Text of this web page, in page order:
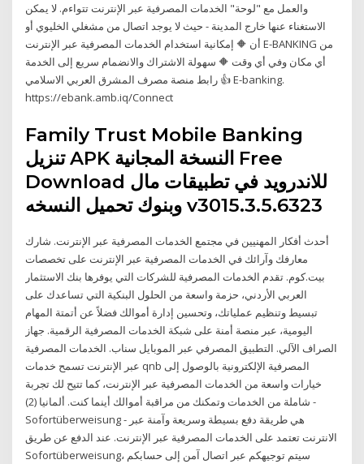
والعمل مع "لوحة" الخدمات المصرفية عبر الإنترنت تتواءم. لا يمكن
الاستغناء عنها خارج المدينة - حيث لا يوجد اتصال من مشغلي الخليوي أو
أن 🔶 إمكانية استخدام الخدمات المصرفية عبر الإنترنت E-BANKING من
أي مكان وفي أي وقت 🔶 سهولة الاشتراك والانضمام سريع إلى الخدمة
👍 رابط منصة مصرف المشرق العربي الاسلامي E-banking.
https://ebank.amb.iq/Connect
Family Trust Mobile Banking
تنزيل APK النسخة المجانية Free
Download للاندرويد في تطبيقات مال
وبنوك تحميل النسخه v3015.3.5.6323
أحدث أفكار المهنيين في مجتمع الخدمات المصرفية عبر الإنترنت. شارك
معارفك وآرائك في الخدمات المصرفية عبر الإنترنت على تخصصات
بيت.كوم. تقدم الخدمات المصرفية للشركات التي يوفرها بنك الاستثمار
العربي الأردني، حزمة واسعة من الحلول البنكية التي تساعدك على
تبسيط وتنظيم عملياتك، وتحسين إدارة أموالك فضلاً عن أتمتة المهام
اليومية، عبر منصة أمنة على شبكة الخدمات المصرفية الرقمية. جهاز
الصراف الآلي. التطبيق المصرفي عبر الموبايل سناب. الخدمات المصرفية
عبر الإنترنت تسمح خدمات qnb المصرفية الإلكترونية بالوصول إلى
خيارات واسعة من الخدمات المصرفية عبر الإنترنت، كما تتيح لك تجربة
شاملة من الخدمات وتمكنك من مراقبة أموالك أينما كنت. ألمانيا (2) -
Sofortüberweisung - هي طريقة دفع بسيطة وسريعة وآمنة عبر
الانترنت تعتمد على الخدمات المصرفية عبر الإنترنت. عند الدفع عن طريق
Sofortüberweisung، سيتم توجيهكم عبر اتصال آمن إلى حسابكم